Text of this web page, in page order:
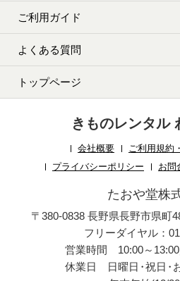
ご利用ガイド
よくある質問
トップページ
きものレンタル
会社概要
ご利用規約
プライバシーポリシー
お問
たおや堂株
〒380-0838 長野県長野市県町
フリーダイヤル：
営業時間 10:00～13:00
休業日 日曜日 ・祝日 ・